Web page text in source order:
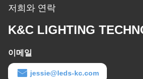
저희와 연락
K&C LIGHTING
이메일
jessie@leds-kc.com